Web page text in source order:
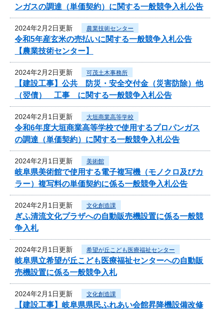
ンガスの調達（単価契約）に関する一般競争入札公告
2024年2月2日更新 農業技術センター
令和5年産玄米の売払いに関する一般競争入札公告
【農業技術センター】
2024年2月2日更新 可茂土木事務所
【建設工事】公共 防災・安全交付金（災害防除）他
（翌債） 工事 に関する一般競争入札公告
2024年2月1日更新 大垣商業高等学校
令和6年度大垣商業高等学校で使用するプロパンガス
の調達（単価契約）に関する一般競争入札公告
2024年2月1日更新 美術館
岐阜県美術館で使用する電子複写機（モノクロ及びカ
ラー）複写料の単価契約に係る一般競争入札公告
2024年2月1日更新 文化創造課
ぎふ清流文化プラザへの自動販売機設置に係る一般競
争入札
2024年2月1日更新 希望が丘こども医療福祉センター
岐阜県立希望が丘こども医療福祉センターへの自動販
売機設置に係る一般競争入札
2024年2月1日更新 文化創造課
【建設工事】岐阜県県民ふれあい会館昇降機設備改修